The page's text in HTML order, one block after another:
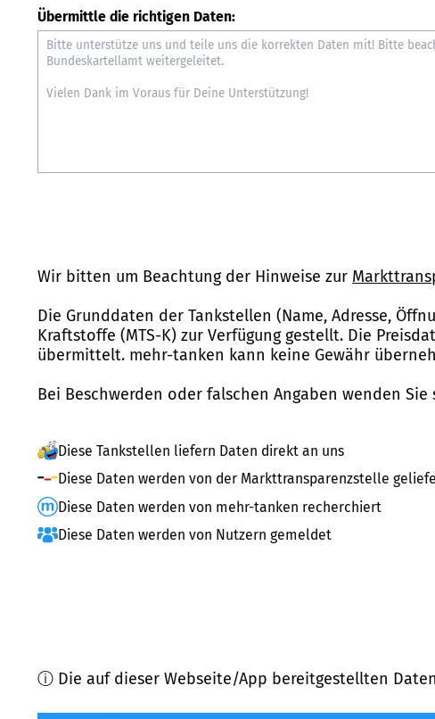
Übermittle die richtigen Daten:
Wir bitten um Beachtung der Hinweise zur
Die Grunddaten der Tankstellen (Name, Adresse,
Kraftstoffe (MTS-K) zur Verfügung gestellt. Die
übermittelt. mehr-tanken kann keine Gewähr
Bei Beschwerden oder falschen Angaben wenden
Diese Tankstellen liefern Daten direkt an uns
Diese Daten werden von der Markttransparenzstelle
Diese Daten werden von mehr-tanken recherchiert
Diese Daten werden von Nutzern gemeldet
ⓘ Die auf dieser Webseite/App bereitgestellten